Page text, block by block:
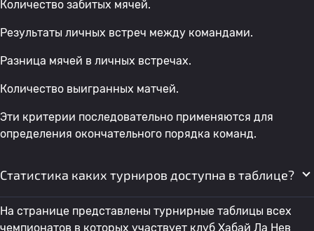
Количество забитых мячей.
Результаты личных встреч между командами.
Разница мячей в личных встречах.
Количество выигранных матчей.
Эти критерии последовательно применяются для
определения окончательного порядка команд.
Статистика каких турниров доступна в таблице?
На странице представлены турнирные таблицы всех
чемпионатов в которых участвует клуб Хабай Ла Нев